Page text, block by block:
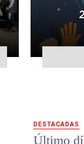
DESTACADAS
Último